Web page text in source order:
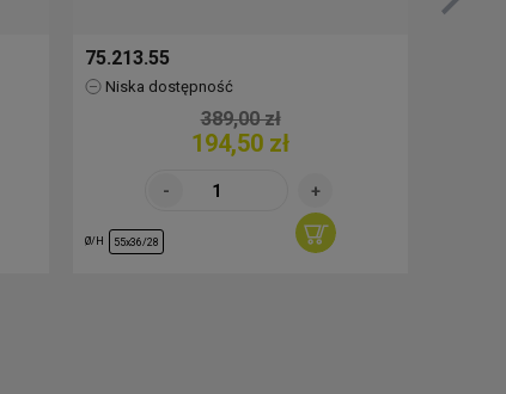
75.213.55
Niska dostępność
389,00 zł
194,50 zł
Ø/H 55x36/28